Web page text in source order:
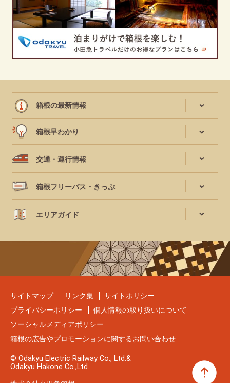
箱根の最新情報
箱根早わかり
交通・運行情報
箱根フリーパス・きっぷ
エリアガイド
サイトマップ リンク集
サイトポリシー
プライバシーポリシー
個人情報の取り扱いについて
ソーシャルメディアポリシー
箱根の広告やプロモーションに関するお問い合わせ
© Odakyu Electric Railway Co., Ltd.&
Odakyu Hakone Co.,Ltd.